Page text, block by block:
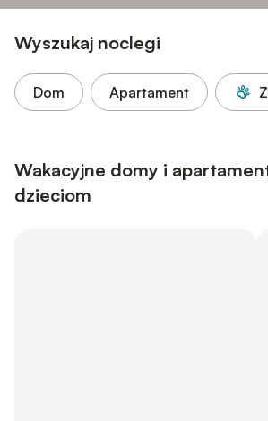
Wyszukaj noclegi
Dom Apartament
Wakacyjne domy i
dzieciom